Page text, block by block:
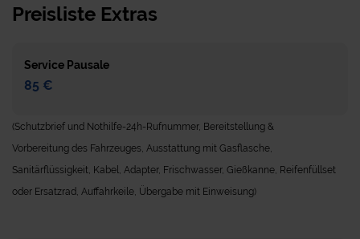
Preisliste Extras
Service Pausale
85 €
(Schutzbrief und Nothilfe-24h-Rufnummer, Bereitstellung &
Vorbereitung des Fahrzeuges, Ausstattung mit Gasflasche,
Sanitärflüssigkeit, Kabel, Adapter, Frischwasser, Gießkanne, Reifenfüllset
oder Ersatzrad, Auffahrkeile, Übergabe mit Einweisung)